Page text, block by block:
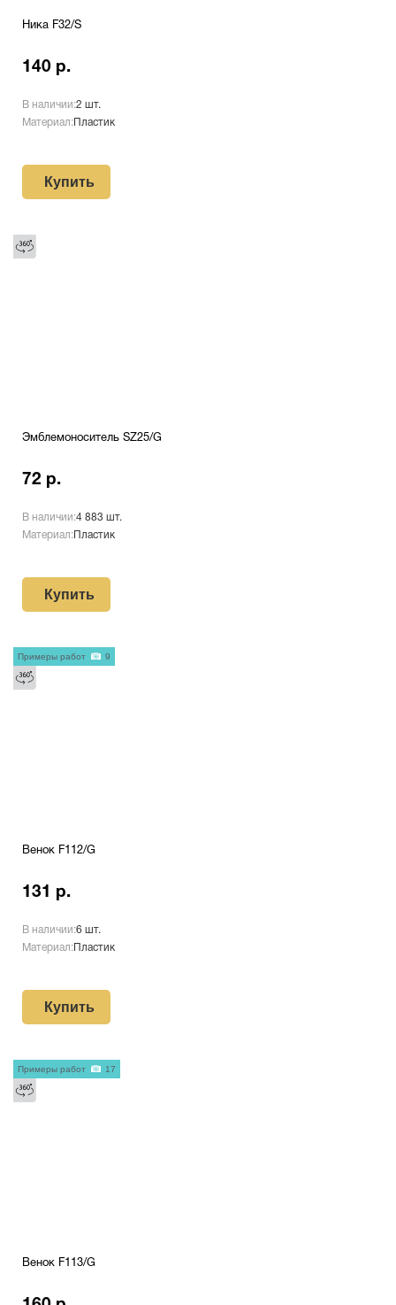
Ника F32/S
140 р.
В наличии:2 шт.
Материал: Пластик
Купить
Эмблемоноситель SZ25/G
72 р.
В наличии:4 883 шт.
Материал: Пластик
Купить
Венок F112/G
131 р.
В наличии:6 шт.
Материал: Пластик
Купить
Примеры работ 9
Венок F113/G
Примеры работ 17